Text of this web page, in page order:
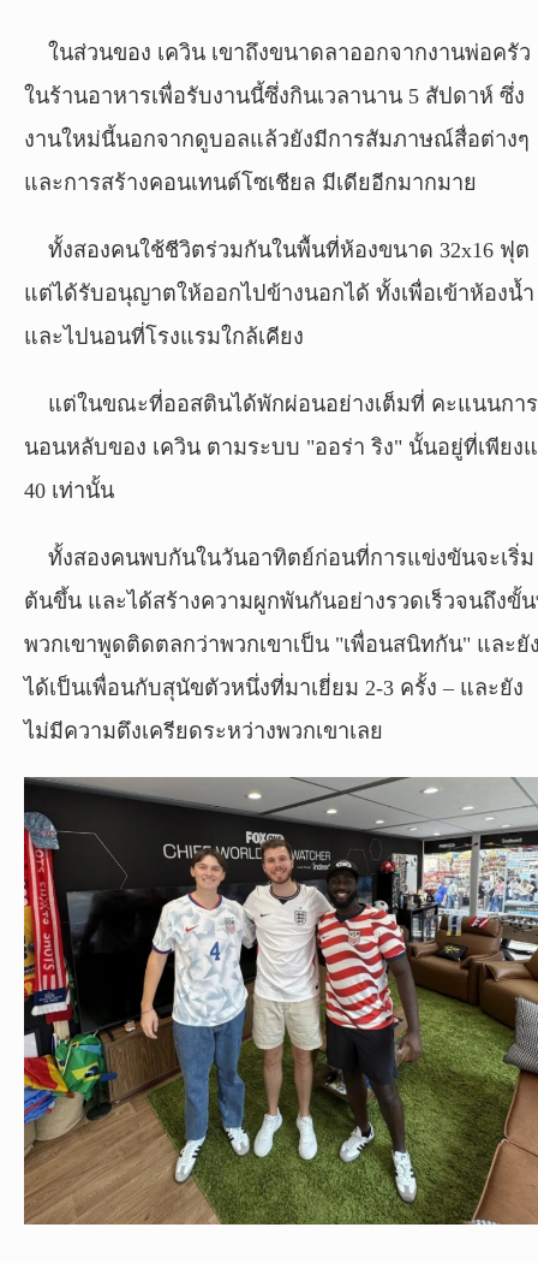
ในส่วนของ เควิน เขาถึงขนาดลาออกจากงานพ่อครัว
ในร้านอาหารเพื่อรับงานนี้ซึ่งกินเวลานาน 5 สัปดาห์ ซึ่ง
งานใหม่นี้นอกจากดูบอลแล้วยังมีการสัมภาษณ์สื่อต่างๆ
และการสร้างคอนเทนต์โซเชียล มีเดียอีกมากมาย
ทั้งสองคนใช้ชีวิตร่วมกันในพื้นที่ห้องขนาด 32x16 ฟุต
แต่ได้รับอนุญาตให้ออกไปข้างนอกได้ ทั้งเพื่อเข้าห้องน้ำ
และไปนอนที่โรงแรมใกล้เคียง
แต่ในขณะที่ออสตินได้พักผ่อนอย่างเต็มที่ คะแนนการ
นอนหลับของ เควิน ตามระบบ "ออร่า ริง" นั้นอยู่ที่เพียง
40 เท่านั้น
ทั้งสองคนพบกันในวันอาทิตย์ก่อนที่การแข่งขันจะเริ่ม
ต้นขึ้น และได้สร้างความผูกพันกันอย่างรวดเร็วจนถึงขั้
พวกเขาพูดติดตลกว่าพวกเขาเป็น "เพื่อนสนิทกัน" และยั
ได้เป็นเพื่อนกับสุนัขตัวหนึ่งที่มาเยี่ยม 2-3 ครั้ง – และยัง
ไม่มีความตึงเครียดระหว่างพวกเขาเลย